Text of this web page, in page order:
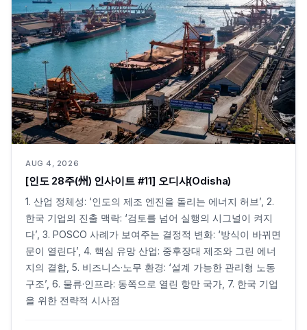
AUG 4, 2026
[인도 28주(州) 인사이트 #11] 오디샤(Odisha)
1. 산업 정체성: ‘인도의 제조 엔진을 돌리는 에너지 허브’, 2.
한국 기업의 진출 맥락: ‘검토를 넘어 실행의 시그널이 켜지
다’, 3. POSCO 사례가 보여주는 결정적 변화: ‘방식이 바뀌면
문이 열린다’, 4. 핵심 유망 산업: 중후장대 제조와 그린 에너
지의 결합, 5. 비즈니스·노무 환경: ‘설계 가능한 관리형 노동
구조’, 6. 물류·인프라: 동쪽으로 열린 항만 국가, 7. 한국 기업
을 위한 전략적 시사점